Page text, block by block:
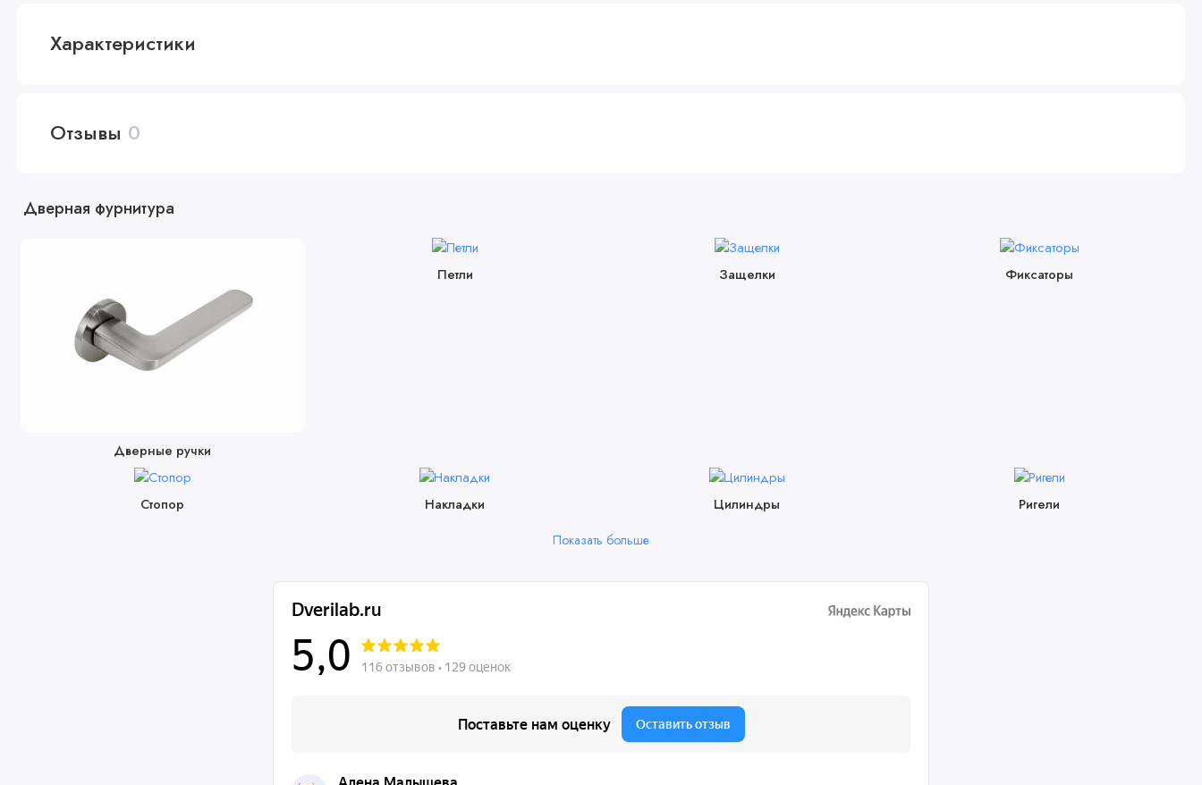
Характеристики
Отзывы 0
Дверная фурнитура
Дверные ручки
Петли Защелки Фиксаторы
Стопор Накладки Цилиндры Ригели
Показать больше